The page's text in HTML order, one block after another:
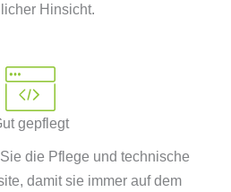
Hinsicht.
gepflegt
die Pflege und technische
damit sie immer auf dem